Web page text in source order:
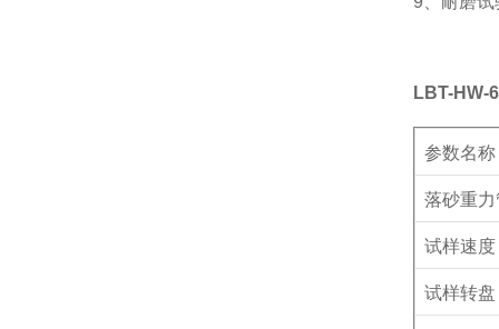
LBT-HW-
参数名称
落砂重力
试样速度
试样转盘